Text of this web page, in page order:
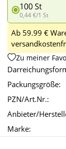
100 St
0,44 €/1 St
Ab 59.99 €
Zu meiner
Packungsgröße:
PZN/Art.Nr.:
Anbieter/
Marke: